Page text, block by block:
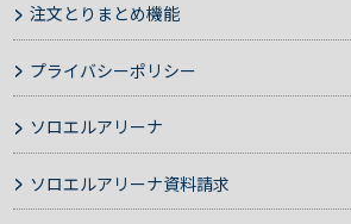
注文とりまとめ機能
プライバシーポリシー
ソロエルアリーナ
ソロエルアリーナ資料請求